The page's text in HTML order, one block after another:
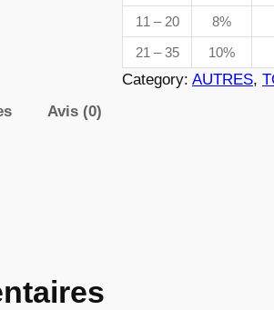
0
11 – 20
8%
21 – 35
10%
Category: AUTRES,
Avis (0)